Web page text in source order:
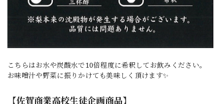
こちらはお水や炭酸水で10倍程度に希釈してお飲みください。
お味噌汁や野菜に振りかけても美味しく頂けます✨
【佐賀商業高校生徒企画商品】